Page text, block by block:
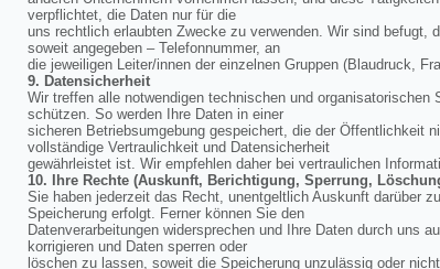
verpflichtet, die Daten nur für die
uns rechtlich erlaubten Zwecke zu verwenden. Wir sind befugt,
soweit angegeben – Telefonnummer, an
die jeweiligen Leiter/innen der einzelnen Gruppen (Blaudruck,
9. Datensicherheit
Wir treffen alle notwendigen technischen und
schützen. So werden Ihre Daten in einer
sicheren Betriebsumgebung gespeichert, die der Öffentlichkeit
vollständige Vertraulichkeit und Datensicherheit
gewährleistet ist. Wir empfehlen daher bei vertraulichen
10. Ihre Rechte (Auskunft, Berichtigung, Sperrung,
Sie haben jederzeit das Recht, unentgeltlich Auskunft darüber
Speicherung erfolgt. Ferner können Sie den
Datenverarbeitungen widersprechen und Ihre Daten durch uns
korrigieren und Daten sperren oder
löschen zu lassen, soweit die Speicherung unzulässig oder